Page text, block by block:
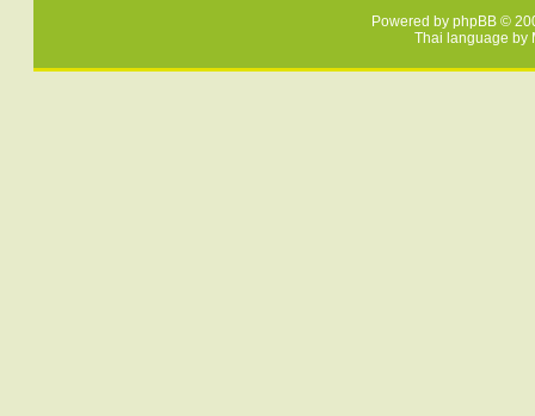
Powered by phpBB ©
Thai language by